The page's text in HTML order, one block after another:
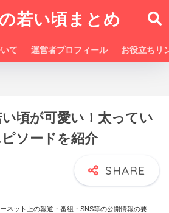
若い頃まとめ
て 運営者プロフィール お役立ちリ
頃が可愛い！太ってい
ソードを紹介
ネット上の報道・番組・SNS等の公開情報の要